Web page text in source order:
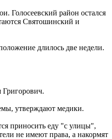
Голосеевский район остался
Святошинский и
длилось две недели.
утверждают медики.
приносить еду "с улицы",
не имеют права, а накормят